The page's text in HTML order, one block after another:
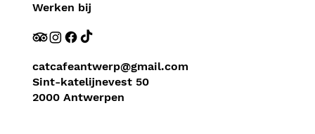
catcafeantwerp@gmail.com
Sint-katelijnevest 50
2000 Antwerpen
Werken bij